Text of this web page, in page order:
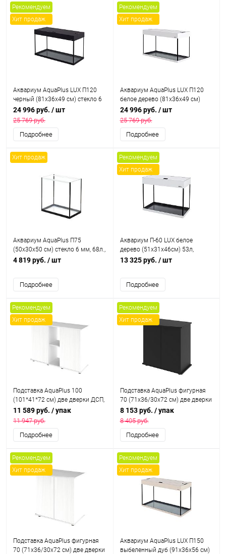
Рекомендуем
Хит продаж
Аквариум AquaPlus LUX П120
черный (81х36х49 см) стекло 6
мм, прямоугольный, 105 л., с
лампами Т8 2х18 Вт, аквар.
коврик
24 996 руб. / шт
25 769 руб.
Подробнее
Рекомендуем
Хит продаж
Аквариум AquaPlus LUX П120
белое дерево (81х36х49 см)
стекло 6 мм, прямоугольный,
105 л., с лампами Т8 2х18 Вт,
аквар. коврик
24 996 руб. / шт
25 769 руб.
Подробнее
Хит продаж
Аквариум AquaPlus П75
(50х30х50 см) стекло 6 мм, 68л.,
прямоугольный
4 819 руб. / шт
Подробнее
Рекомендуем
Хит продаж
Аквариум П-60 LUX белое
дерево (51х31х46см) 53л,
стекло 5мм, вклеен.коврик
13 325 руб. / шт
Подробнее
Рекомендуем
Хит продаж
Подставка AquaPlus 100
(101*41*72 см) две дверки ДСП,
белое дерево, в коробке,
подходит для модели
аквариума LUX П200
11 589 руб. / упак
11 947 руб.
Подробнее
Рекомендуем
Хит продаж
Подставка AquaPlus фигурная
70 (71х36/30х72 см) две дверки
ДСП, венге, в коробке, подходит
для модели аквариума LUX
Ф105
8 153 руб. / упак
8 405 руб.
Подробнее
Рекомендуем
Хит продаж
Подставка AquaPlus фигурная
70 (71х36/30х72 см) две дверки
Рекомендуем
Хит продаж
Аквариум AquaPlus LUX П150
выбеленный дуб (91х36х56 см)